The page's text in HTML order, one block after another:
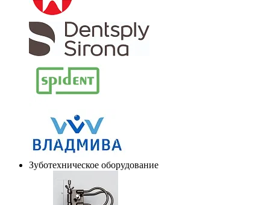
Зуботехническое оборудование